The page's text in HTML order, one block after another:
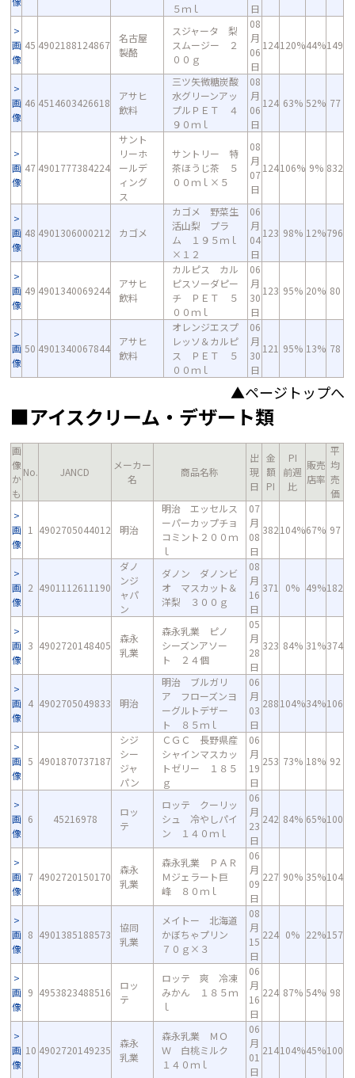
５ｍｌ
日
画
像
45 4902188124867
名古屋
製酪
スジャータ 梨
スムージー ２
００ｇ
08
月
06
日
124120%44%149
画
像
46 4514603426618
アサヒ
飲料
三ツ矢微糖炭酸
水グリーンアッ
プルＰＥＴ ４
９０ｍｌ
08
月
06
日
124 63% 52% 77
画
像
47 4901777384224
サント
リーホ
ールデ
ィング
ス
サントリー 特
茶ほうじ茶 ５
００ｍｌ×５
08
月
07
日
124106% 9% 832
画
像
48 4901306000212 カゴメ
カゴメ 野菜生
活山梨 プラ
ム １９５ｍｌ
×１２
06
月
04
日
123 98% 12%796
画
像
49 4901340069244
アサヒ
飲料
カルピス カル
ピスソーダピー
チ ＰＥＴ ５
００ｍｌ
06
月
30
日
123 95% 20% 80
画
像
50 4901340067844
アサヒ
飲料
オレンジエスプ
レッソ＆カルピ
ス ＰＥＴ ５
００ｍｌ
06
月
30
日
121 95% 13% 78
▲ページトップへ
■アイスクリーム・デザート類
画
像
か
も
No. JANCD
メーカー
名
商品名称
出
現
日
金
額
PI
PI
前週
比
販売
店率
平
均
売
価
画
像
1 4902705044012 明治
明治 エッセルス
ーパーカップチョ
コミント２００ｍ
ｌ
07
月
08
日
382104%67% 97
画
像
2 4901112611190
ダノ
ンジ
ャパ
ン
ダノン ダノンビ
オ マスカット＆
洋梨 ３００ｇ
08
月
16
日
371 0% 49%182
画
像
3 4902720148405
森永
乳業
森永乳業 ピノ
シーズンアソー
ト ２４個
05
月
28
日
323 84% 31%374
画
像
4 4902705049833 明治
明治 ブルガリ
ア フローズンヨ
ーグルトデザー
ト ８５ｍｌ
06
月
03
日
288104%34%106
画
像
5 4901870737187
シジ
シー
ジャ
パン
ＣＧＣ 長野県産
シャインマスカッ
トゼリー １８５
ｇ
06
月
19
日
253 73% 18% 92
画
像
6 45216978
ロッ
テ
ロッテ クーリッ
シュ 冷やしパイ
ン １４０ｍｌ
06
月
23
日
242 84% 65%100
画
像
7 4902720150170
森永
乳業
森永乳業 ＰＡＲ
Ｍジェラート巨
峰 ８０ｍｌ
06
月
09
日
227 90% 35%104
画
像
8 4901385188573
協同
乳業
メイトー 北海道
かぼちゃプリン
７０ｇ×３
08
月
15
日
224 0% 22%157
画
像
9 4953823488516
ロッ
テ
ロッテ 爽 冷凍
みかん １８５ｍ
ｌ
06
月
16
日
224 87% 54% 98
画
像
10 4902720149235
森永
乳業
森永乳業 ＭＯ
Ｗ 白桃ミルク
１４０ｍｌ
06
月
01
日
214104%45%100